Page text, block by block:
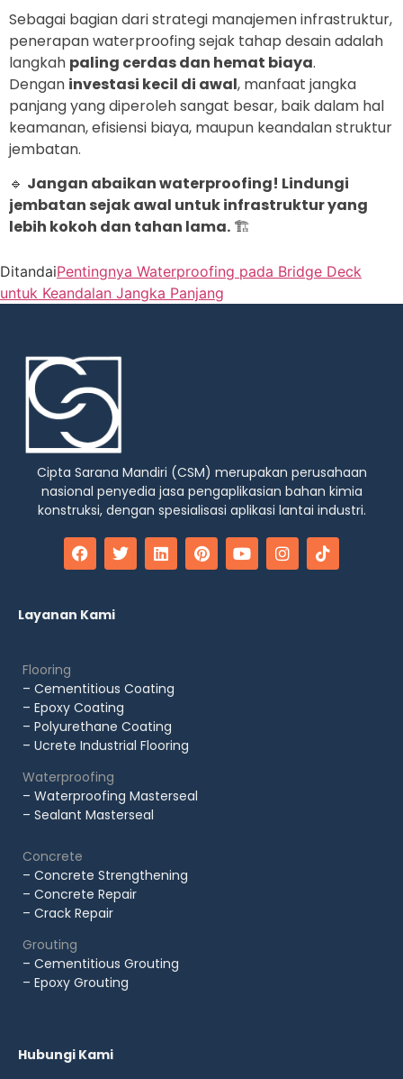
Sebagai bagian dari strategi manajemen infrastruktur,
penerapan waterproofing sejak tahap desain adalah
langkah paling cerdas dan hemat biaya.
Dengan investasi kecil di awal, manfaat jangka
panjang yang diperoleh sangat besar, baik dalam hal
keamanan, efisiensi biaya, maupun keandalan struktur
jembatan.
🔹 Jangan abaikan waterproofing! Lindungi
jembatan sejak awal untuk infrastruktur yang
lebih kokoh dan tahan lama. 🏗️
DitandaiPentingnya Waterproofing pada Bridge Deck
untuk Keandalan Jangka Panjang
Cipta Sarana Mandiri (CSM) merupakan perusahaan
nasional penyedia jasa pengaplikasian bahan kimia
konstruksi, dengan spesialisasi aplikasi lantai industri.
Layanan Kami
Flooring
– Cementitious Coating
– Epoxy Coating
– Polyurethane Coating
– Ucrete Industrial Flooring
Waterproofing
– Waterproofing Masterseal
– Sealant Masterseal
Concrete
– Concrete Strengthening
– Concrete Repair
– Crack Repair
Grouting
– Cementitious Grouting
– Epoxy Grouting
Hubungi Kami